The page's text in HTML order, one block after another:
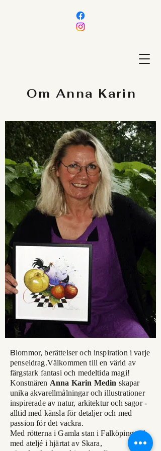
Om Anna Karin
Blommor, berättelser och inspiration i varje
penseldrag.Välkommen till en värld av
färgstark fantasi och medeltida magi!
Konstnären Anna Karin Medin skapar
unika akvarellmålningar och illustrationer
inspirerade av natur, arkitektur och sagor -
alltid med känsla för detaljer och med
passion för det vackra.
Med rötterna i Gamla stan i Falköping och
med ateljé i hjärtat av Skara,